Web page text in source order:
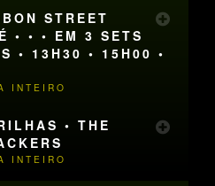
STREET
• • • EM 3 SETS
• 13H30 • 15H00 •
INTEIRO
• THE
INTEIRO